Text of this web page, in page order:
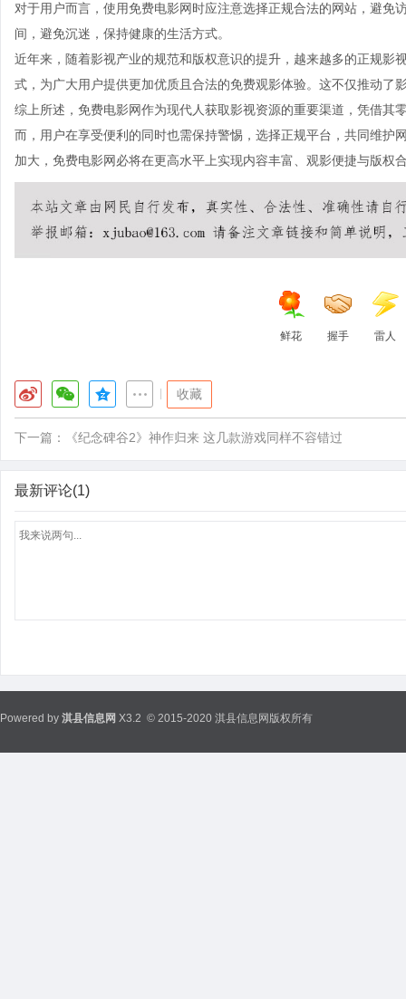
对于用户而言，使用免费电影网时应注意选择正规合法的网站，避
间，避免沉迷，保持健康的生活方式。
近年来，随着影视产业的规范和版权意识的提升，越来越多的正规影
式，为广大用户提供更加优质且合法的免费观影体验。这不仅推动了
综上所述，免费电影网作为现代人获取影视资源的重要渠道，凭借其
而，用户在享受便利的同时也需保持警惕，选择正规平台，共同维护
加大，免费电影网必将在更高水平上实现内容丰富、观影便捷与版权
鲜花 握手 雷人
收藏
下一篇： 《纪念碑谷2》神作归来 这几款游戏同样不容错过
最新评论(1)
Powered by 淇县信息网 X3.2 © 2015-2020 淇县信息网版权所有